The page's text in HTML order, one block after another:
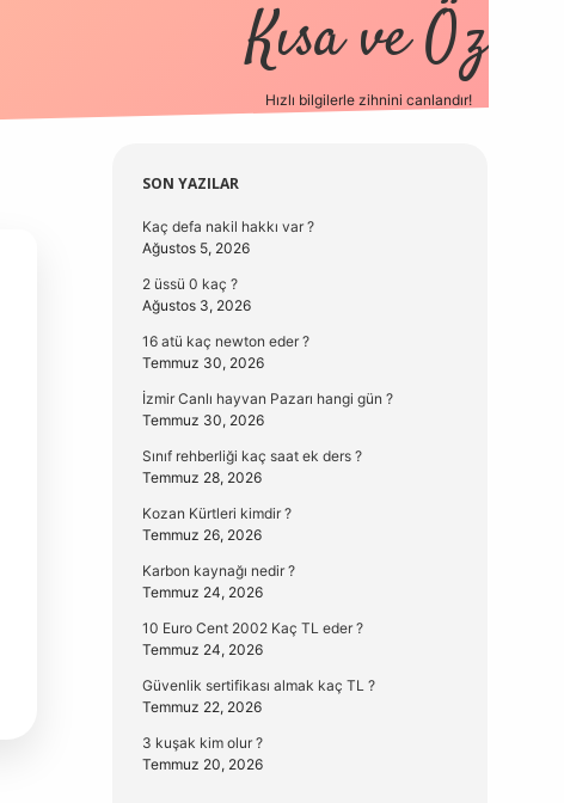
Kısa ve Öz
Hızlı bilgilerle zihnini canlandır!
Sidebar
SON YAZILAR
Kaç defa nakil hakkı var ?
Ağustos 5, 2026
2 üssü 0 kaç ?
Ağustos 3, 2026
16 atü kaç newton eder ?
Temmuz 30, 2026
İzmir Canlı hayvan Pazarı hangi gün ?
Temmuz 30, 2026
Sınıf rehberliği kaç saat ek ders ?
Temmuz 28, 2026
Kozan Kürtleri kimdir ?
Temmuz 26, 2026
Karbon kaynağı nedir ?
Temmuz 24, 2026
10 Euro Cent 2002 Kaç TL eder ?
Temmuz 24, 2026
Güvenlik sertifikası almak kaç TL ?
Temmuz 22, 2026
3 kuşak kim olur ?
Temmuz 20, 2026